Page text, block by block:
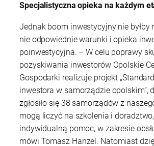
Specjalistyczna opieka na każdym
Jednak boom inwestycyjny nie byłby
nie odpowiednie warunki i opieka
poinwestycyjna. – W celu poprawy
pozyskiwania inwestorów Opolskie
Gospodarki realizuje projekt
inwestora w samorządzie opolskim”,
zgłosiło się 38 samorządów z
mogą liczyć na szkolenia i
indywidualną pomoc, w zakresie
mówi Tomasz Hanzel. Natomiast